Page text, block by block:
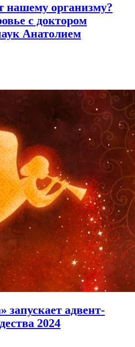
нашему организму?
с доктором
Анатолием
адвент-
2024